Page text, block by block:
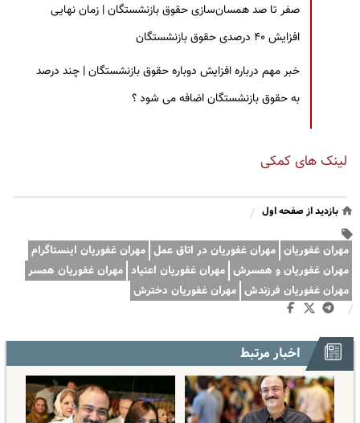
صفر تا صد همسان‌سازی حقوق بازنشستگان | زمان نهایی
افزایش ۴۰ درصدی حقوق بازنشستگان
خبر مهم درباره افزایش دوباره حقوق بازنشستگان | چند درصد
به حقوق بازنشستگان اضافه می شود ؟
لینک های کمکی
بازدید از صفحه اول /
مهران غفوریان مهران غفوریان در اتاق عمل مهران غفوریان اینستاگرام
مهران غفوریان و همسرش مهران غفوریان اعتیاد مهران غفوریان همسر
مهران غفوریان فرزندش مهران غفوریان دخترش
/
اخبار مرتبط